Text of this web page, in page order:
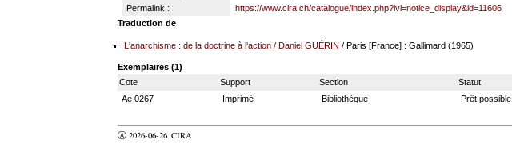
Permalink :
https://www.cira.ch/catalogue/index.php?lvl=notice_display&id=11606
Traduction de
L'anarchisme : de la doctrine à l'action /Daniel GUÉRIN / Paris [France] : Gallimard (1965)
Exemplaires (1)
Cote
Support Section
Statut
Ae 0267
Imprimé Bibliothèque Prêt possible
Ⓐ 2026-06-26 CIRA